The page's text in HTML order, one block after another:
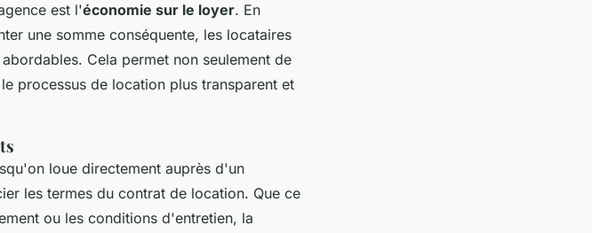
est l'économie sur le loyer. En
une somme conséquente, les locataires
Cela permet non seulement de
processus de location plus transparent et
loue directement auprès d'un
les termes du contrat de location. Que ce
ou les conditions d'entretien, la